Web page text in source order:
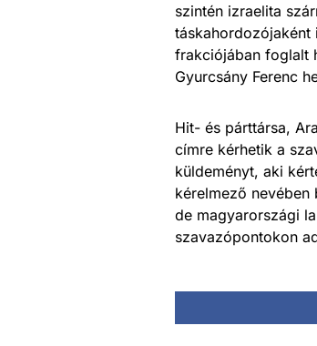
szintén izraelita
táskahordozójaként
frakciójában foglalt
Gyurcsány Ferenc
Hit- és párttársa,
címre kérhetik a
küldeményt, aki
kérelmező
de magyarországi
szavazópontokon